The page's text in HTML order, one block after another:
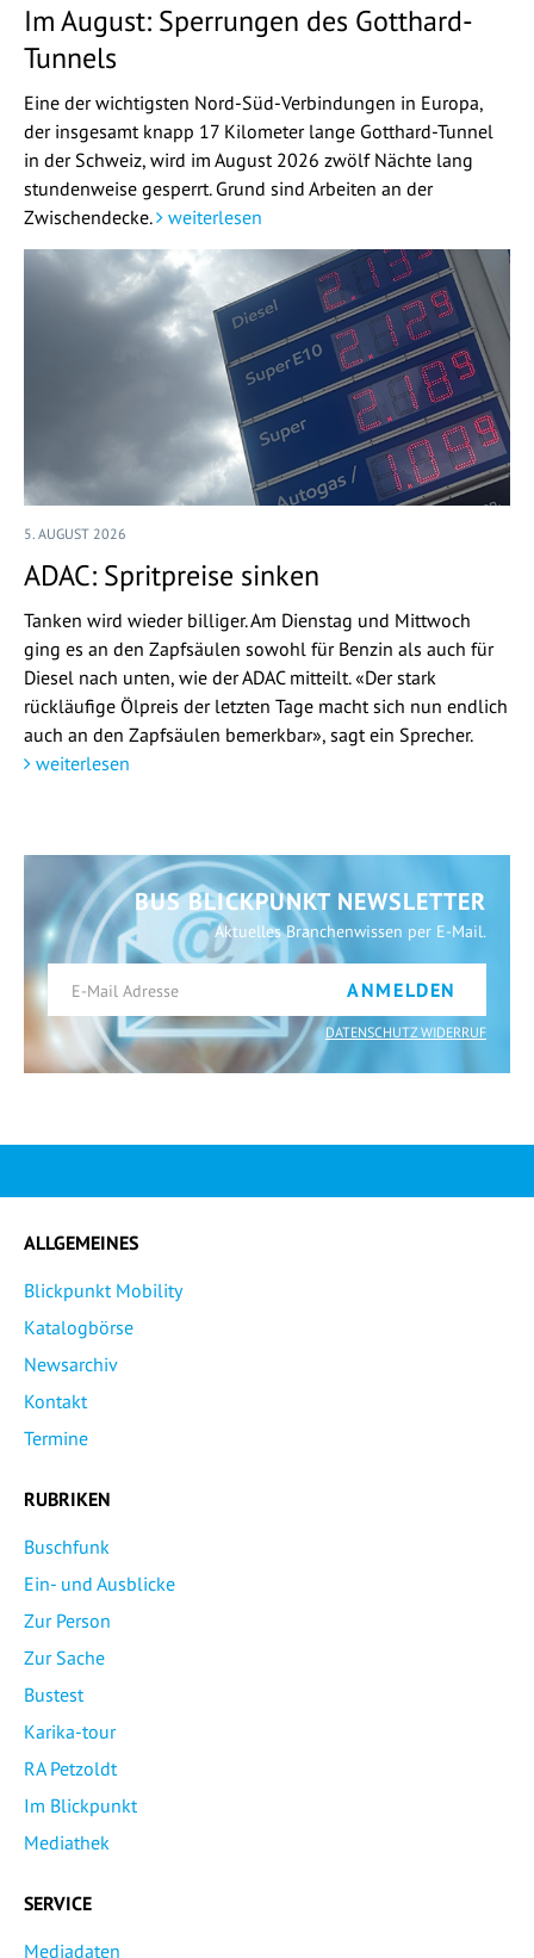
Im August: Sperrungen des Gotthard-
Tunnels
Eine der wichtigsten Nord-Süd-Verbindungen in Europa,
der insgesamt knapp 17 Kilometer lange Gotthard-Tunnel
in der Schweiz, wird im August 2026 zwölf Nächte lang
stundenweise gesperrt. Grund sind Arbeiten an der
Zwischendecke.
weiterlesen
5. AUGUST 2026
ADAC: Spritpreise sinken
Tanken wird wieder billiger. Am Dienstag und Mittwoch
ging es an den Zapfsäulen sowohl für Benzin als auch für
Diesel nach unten, wie der ADAC mitteilt. «Der stark
rückläufige Ölpreis der letzten Tage macht sich nun endlich
auch an den Zapfsäulen bemerkbar», sagt ein Sprecher.
weiterlesen
BUS BLICKPUNKT NEWSLETTER
Aktuelles Branchenwissen per E-Mail.
ANMELDEN
DATENSCHUTZ WIDERRUF
ALLGEMEINES
Blickpunkt Mobility
Katalogbörse
Newsarchiv
Kontakt
Termine
RUBRIKEN
Buschfunk
Ein- und Ausblicke
Zur Person
Zur Sache
Bustest
Karika-tour
RA Petzoldt
Im Blickpunkt
Mediathek
SERVICE
Mediadaten